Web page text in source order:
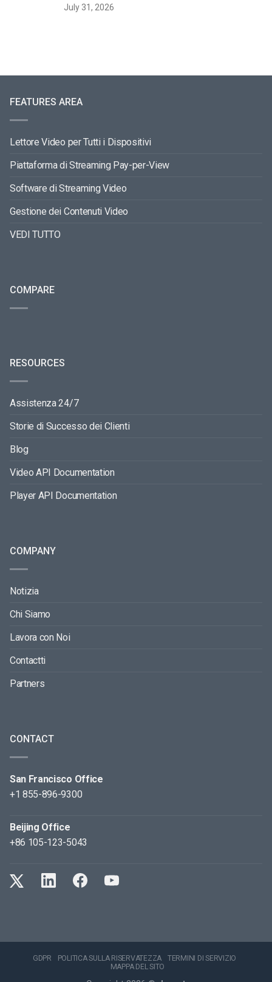
July 31, 2026
FEATURES AREA
Lettore Video per Tutti i Dispositivi
Piattaforma di Streaming Pay-per-View
Software di Streaming Video
Gestione dei Contenuti Video
VEDI TUTTO
COMPARE
RESOURCES
Assistenza 24/7
Storie di Successo dei Clienti
Blog
Video API Documentation
Player API Documentation
COMPANY
Notizia
Chi Siamo
Lavora con Noi
Contactti
Partners
CONTACT
San Francisco Office
+1 855-896-9300
Beijing Office
+86 105-123-5043
GDPR POLITICA SULLA RISERVATEZZA
TERMINI DI SERVIZIO
MAPPA DEL SITO